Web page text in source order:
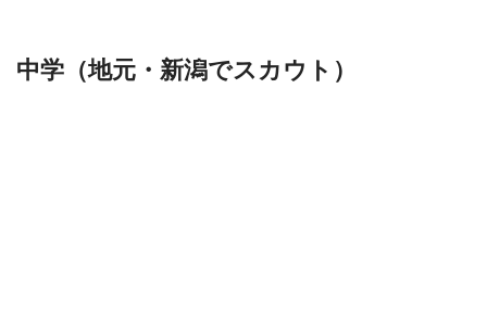
中学（地元・新潟でスカウト）